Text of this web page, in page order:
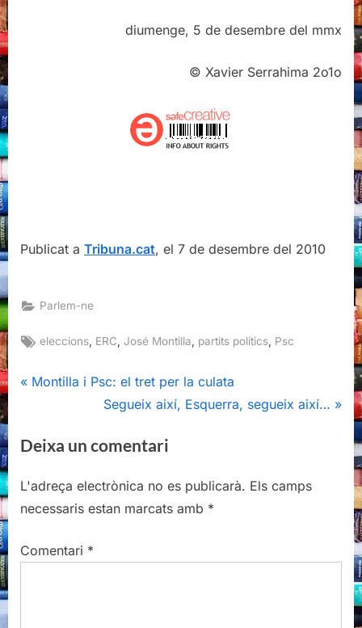
diumenge, 5 de desembre del mmx
© Xavier Serrahima 2o1o
Publicat a Tribuna.cat, el 7 de desembre del 2010
Parlem-ne
Tags:
eleccions ERC ,José Montilla partits polítics Psc
Navegació
d'entrades
P
v
o
u
P
Montilla i Psc: el tret per la culata
N
x
P
o
t
Segueix així, Esquerra, segueix així…
Deixa un comentari
L'adreça electrònica no es publicarà. Els camps
necessaris estan marcats amb *
Comentari *